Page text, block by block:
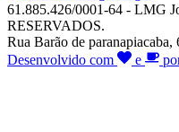
61.885.426/0001-64 - LMG
RESERVADOS.
Rua Barão de
Desenvolvido com
e